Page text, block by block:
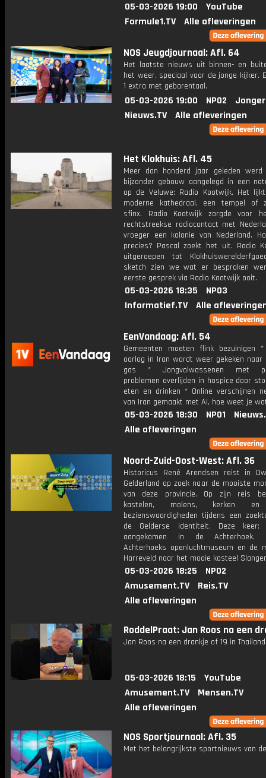
05-03-2026 19:00
YouTube
Formule1.TV
Alle afleveringen
NOS Jeugdjournaal: Afl. 64
Het laatste nieuws uit binnen- en
het weer, speciaal voor de jonge kijker.
1 extra met gebarentaal.
05-03-2026 19:00 NPO2
Nieuws.TV
Alle afleveringen
Het Klokhuis: Afl. 45
Meer dan honderd jaar geleden
bijzonder gebouw aangelegd in een
op de Veluwe: Radio Kootwijk. Het
moderne kathedraal, een tempel of
sfinx. Radio Kootwijk zorgde voor
rechtstreekse radiocontact met
vroeger een kolonie van Nederland.
precies? Pascal zoekt het uit. Radio
uitgeroepen tot
sketch zien we wat er besproken
eerste gesprek via Radio Kootwijk ooit.
05-03-2026 18:35
NPO3
Informatief.TV
Alle
EenVandaag: Afl. 54
Gemeenten moeten flink bezuinigen
oorlog in Iran wordt weer gekeken naar
gas * Jongvolwassenen met
problemen overlijden in hospice door
eten en drinken * Online verschijnen
van Iran gemaakt met AI, hoe weet je
05-03-2026 18:30 NPO1
Alle afleveringen
Noord-Zuid-Oost-West: Afl. 36
Historicus René Arendsen reist in
Gelderland op zoek naar de mooiste
van deze provincie. Op zijn reis
kastelen, molens, kerken en
bezienswaardigheden tijdens een
de Gelderse identiteit. Deze
aangekomen in de
Achterhoeks openluchtmuseum en de
Harreveld naar het mooie kasteel
05-03-2026 18:25
NPO2
Amusement.TV
Reis.TV
Alle afleveringen
RoddelPraat: Jan Roos na een
Jan Roos na een drankje of 19 in Thailand
05-03-2026 18:15
YouTube
Amusement.TV
Mensen.TV
Alle afleveringen
NOS Sportjournaal: Afl. 35
Met het belangrijkste sportnieuws van